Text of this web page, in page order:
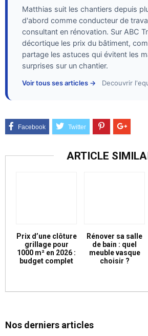
Matthias suit les chantiers depuis
d'abord comme conducteur de
consultant en rénovation. Sur ABC
décortique les prix du bâtiment,
partage les astuces qui évitent les
surprises sur un chantier.
Voir tous ses articles → Decouvrir
ARTICLE
Prix d’une clôture
grillage pour
1000 m² en 2026 :
budget complet
Rénover sa salle
de bain : quel
meuble vasque
choisir ?
Nos derniers articles